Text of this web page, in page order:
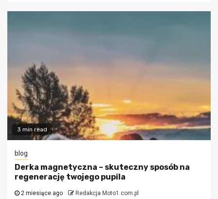
3 min read
blog
Derka magnetyczna – skuteczny sposób na
regenerację twojego pupila
2 miesiące ago Redakcja Moto1.com.pl